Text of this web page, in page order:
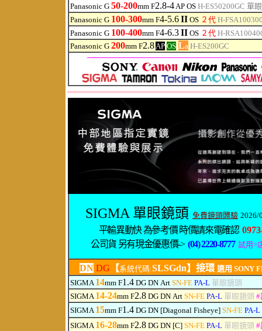
Panasonic G 50-200mm F2.8-4AP OS H-ES50200GC 單
Panasonic G 100-300mm F4-5.6 IIOS ２代 H-
Panasonic G 100-400mm F4-6.3 IIOS ２代 H-
Panasonic G 200mm F2.8AP OS La H-ES200GC
SIGMA 單眼鏡頭 免費鏡頭體驗 2026/
平輸異動快 為參考價 時價請來電確認
公司貨 另有現金優惠價->(04) 2220-8777 試用=
DN DG 【系統代碼:SLSGdn】接環 適用 SONY
SIGMA14mm F1.4 DG DN Art SN-FEPA-L單眼鏡頭
SIGMA14-24mm F2.8 DG DN Art SN-FEPA-L單眼鏡頭#
SIGMA15mm F1.4 DG DN [Diagonal Fisheye] SN-FEPA-L
SIGMA16-28mm F2.8 DG DN [C] SN-FEPA-L單眼鏡頭 #